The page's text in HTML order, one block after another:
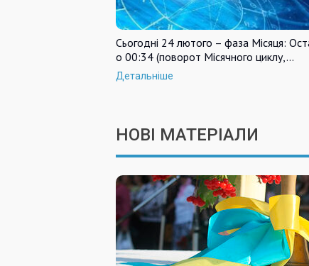
Сьогодні 24 лютого – фаза Місяця:
о 00:34 (поворот Місячного циклу,…
Детальніше
НОВІ МАТЕРІАЛИ